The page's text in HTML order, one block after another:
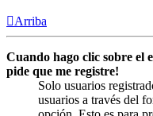
Arriba
Cuando hago clic sobre el
pide que me registre!
Solo usuarios
usuarios a través del